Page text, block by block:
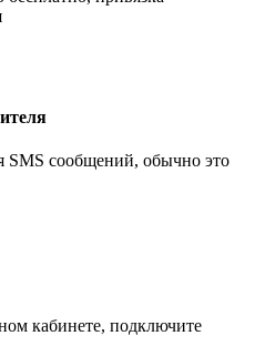
SMS сообщений, обычно это
кабинете, подключите